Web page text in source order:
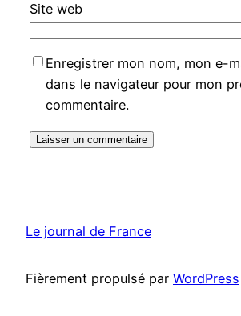
Site web
Enregistrer mon nom, mon e-
dans le navigateur pour mon
commentaire.
Le journal de France
Fièrement propulsé par WordPress